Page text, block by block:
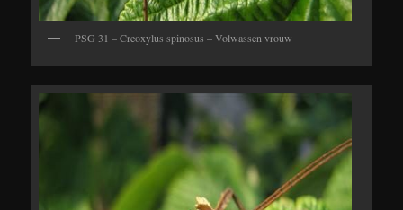
PSG 31 – Creoxylus spinosus – Volwassen vrouw